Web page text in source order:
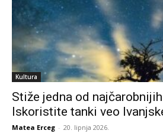
Kultura
Stiže jedna od
Iskoristite tanki veo
Matea Erceg - 20. lipnja 2026.